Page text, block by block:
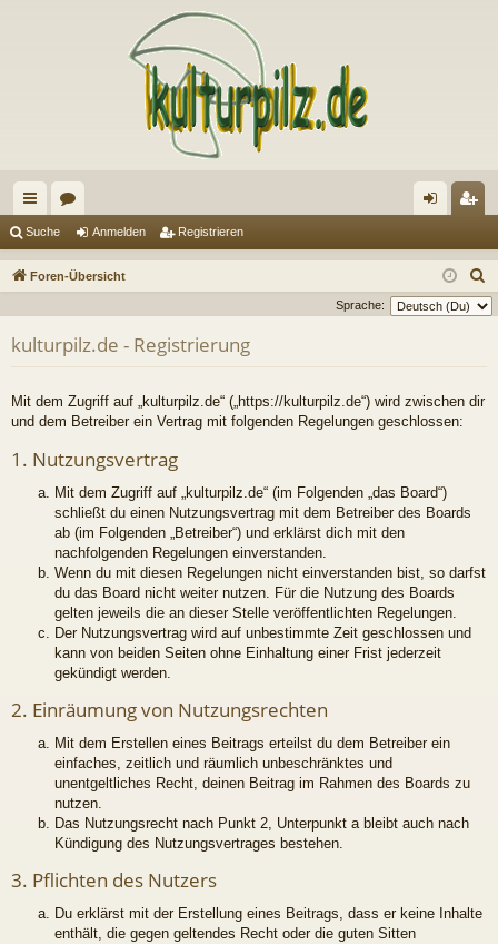
ch
ne
riff
en m
el
n
ist
rie
n
Suche Anmelden Registrieren
Foren-Übersicht
u
Sprache:
kulturpilz.de - Registrierung
Mit dem Zugriff auf „kulturpilz.de“ („https://kulturpilz.de“) wird zwischen dir
und dem Betreiber ein Vertrag mit folgenden Regelungen geschlossen:
1. Nutzungsvertrag
Mit dem Zugriff auf „kulturpilz.de“ (im Folgenden „das Board“)
schließt du einen Nutzungsvertrag mit dem Betreiber des Boards
ab (im Folgenden „Betreiber“) und erklärst dich mit den
nachfolgenden Regelungen einverstanden.
Wenn du mit diesen Regelungen nicht einverstanden bist, so darfst
du das Board nicht weiter nutzen. Für die Nutzung des Boards
gelten jeweils die an dieser Stelle veröffentlichten Regelungen.
Der Nutzungsvertrag wird auf unbestimmte Zeit geschlossen und
kann von beiden Seiten ohne Einhaltung einer Frist jederzeit
gekündigt werden.
2. Einräumung von Nutzungsrechten
Mit dem Erstellen eines Beitrags erteilst du dem Betreiber ein
einfaches, zeitlich und räumlich unbeschränktes und
unentgeltliches Recht, deinen Beitrag im Rahmen des Boards zu
nutzen.
Das Nutzungsrecht nach Punkt 2, Unterpunkt a bleibt auch nach
Kündigung des Nutzungsvertrages bestehen.
3. Pflichten des Nutzers
Du erklärst mit der Erstellung eines Beitrags, dass er keine Inhalte
enthält, die gegen geltendes Recht oder die guten Sitten